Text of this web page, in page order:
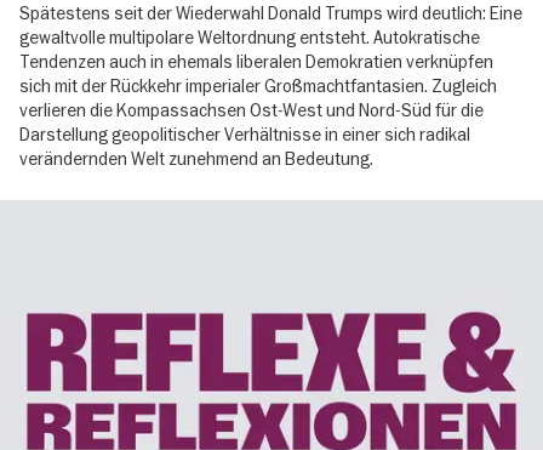
Spätestens seit der Wiederwahl Donald Trumps wird deutlich: Eine
gewaltvolle multipolare Weltordnung entsteht. Autokratische
Tendenzen auch in ehemals liberalen Demokratien verknüpfen
sich mit der Rückkehr imperialer Großmachtfantasien. Zugleich
verlieren die Kompassachsen Ost-West und Nord-Süd für die
Darstellung geopolitischer Verhältnisse in einer sich radikal
verändernden Welt zunehmend an Bedeutung.